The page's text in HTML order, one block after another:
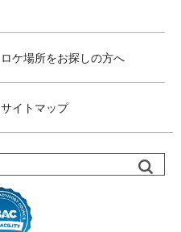
ロケ場所をお探しの方へ
サイトマップ